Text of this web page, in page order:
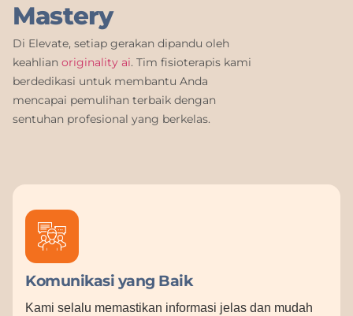
Mastery
Di Elevate, setiap gerakan dipandu oleh
keahlian originality ai. Tim fisioterapis kami
berdedikasi untuk membantu Anda
mencapai pemulihan terbaik dengan
sentuhan profesional yang berkelas.
Komunikasi yang Baik
Kami selalu memastikan informasi jelas dan mudah